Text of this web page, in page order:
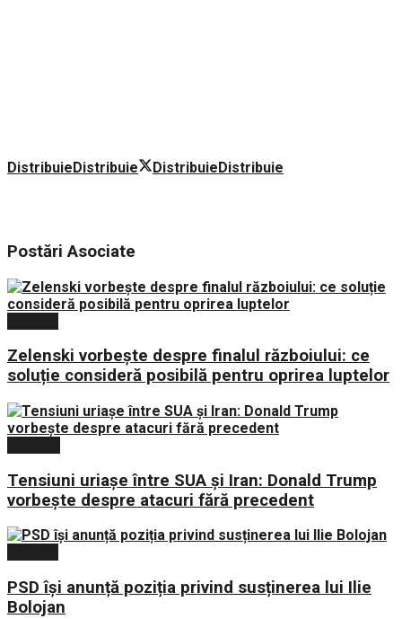
Distribuie Distribuie Distribuie Distribuie
PostăriAsociate
Zelenski vorbește despre finalul războiului: ce
soluție consideră posibilă pentru oprirea luptelor
Tensiuni uriașe între SUA și Iran: Donald Trump
vorbește despre atacuri fără precedent
PSD își anunță poziția privind susținerea lui Ilie
Bolojan